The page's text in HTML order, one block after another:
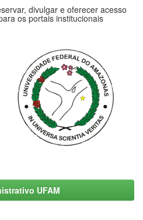
divulgar e oferecer acesso
os portais institucionais
UFAM